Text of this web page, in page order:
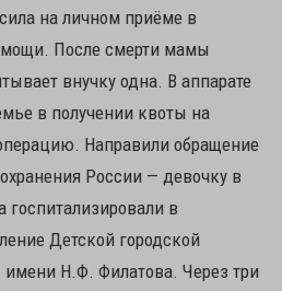
на личном приёме в
После смерти мамы
внучку одна. В аппарате
в получении квоты на
Направили обращение
России — девочку в
в
Детской городской
Н.Ф. Филатова. Через три